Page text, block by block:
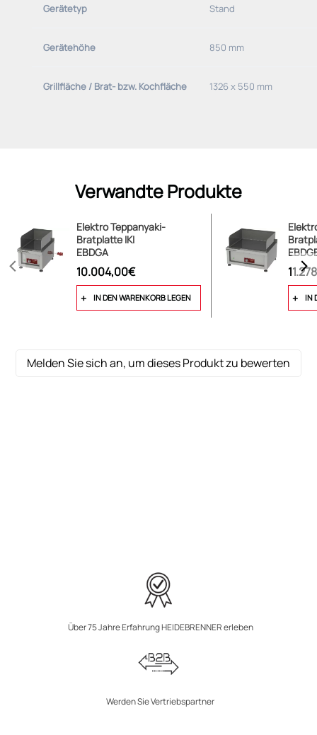
Gerätetyp Stand
Gerätehöhe 850 mm
Grillfläche / Brat- bzw. Kochfläche 1326 x 550 mm
Verwandte Produkte
Elektro Teppanyaki-
Bratplatte IKI
EBDGA
10.004,00€
IN DEN WARENKORB LEGEN IN
Melden Sie sich an, um dieses Produkt zu bewerten
Über 75 Jahre Erfahrung HEIDEBRENNER erleben
Werden Sie Vertriebspartner